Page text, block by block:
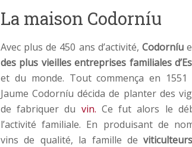
La maison Codorníu
Avec plus de 450 ans d’activité, Codorníu
des plus vieilles entreprises familiales
et du monde. Tout commença en 1551
Jaume Codorníu décida de planter des
de fabriquer du vin. Ce fut alors le
l’activité familiale. En produisant de
vins de qualité, la famille deviticulteurs